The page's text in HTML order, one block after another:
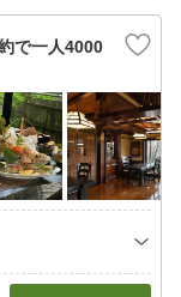
で一人4000